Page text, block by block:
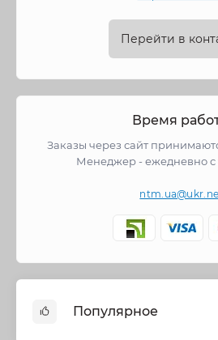
Перейти в
Время
Заказы через сайт
Менеджер - ежедневно с
Популярное